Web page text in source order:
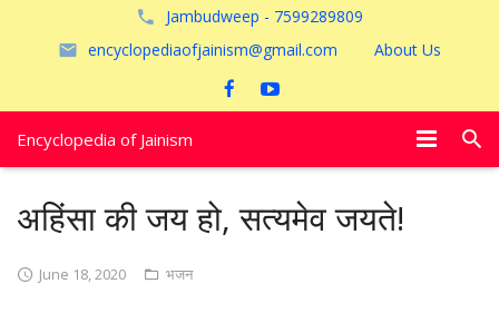
Jambudweep - 7599289809
encyclopediaofjainism@gmail.com
About Us
Encyclopedia of Jainism
अहिंसा की जय हो, सत्यमेव जयते!
June 18, 2020 भजन